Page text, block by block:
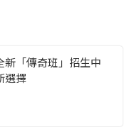
新「傳奇班」招生中
選擇